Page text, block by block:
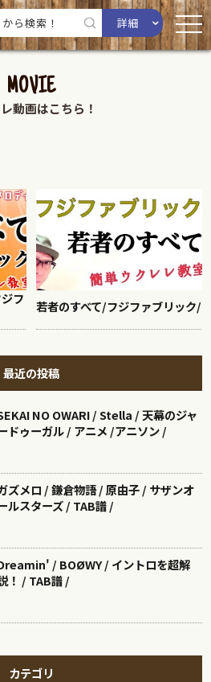
詳細
MOVIE
動画はこちら！
フ
若者のすべて/フジファブリック/
最近の投稿
NO OWARI / Stella / 天幕のジャ
ドゥーガル / アニメ /アニソン /
ズメロ / 鎌倉物語 / 原由子 / サザンオ
ルスターズ / TAB譜 /
/ BOØWY / イントロを超解
！ / TAB譜 /
カテゴリ